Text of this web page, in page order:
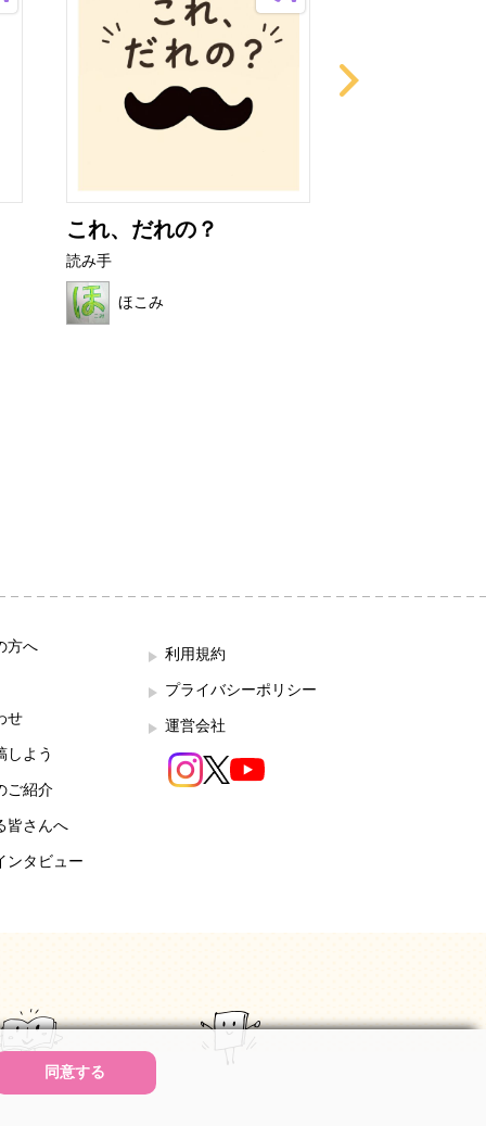
これ、だれの？
読み手
ほこみ
方へ
せ
しよう
ご紹介
皆さんへ
ンタビュー
利用規約
プライバシーポリシー
運営会社
同意する